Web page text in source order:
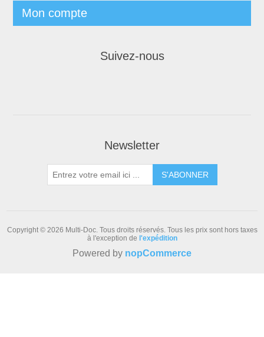
Mon compte
Suivez-nous
Newsletter
S'ABONNER
Copyright © 2026 Multi-Doc. Tous droits réservés. Tous les prix sont hors taxes
à l'exception de l'expédition
Powered by nopCommerce